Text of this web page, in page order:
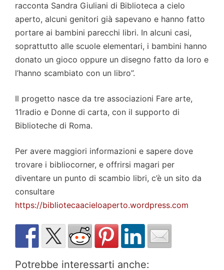
racconta Sandra Giuliani di Biblioteca a cielo
aperto, alcuni genitori già sapevano e hanno fatto
portare ai bambini parecchi libri. In alcuni casi,
soprattutto alle scuole elementari, i bambini hanno
donato un gioco oppure un disegno fatto da loro e
l’hanno scambiato con un libro”.
Il progetto nasce da tre associazioni Fare arte,
11radio e Donne di carta, con il supporto di
Biblioteche di Roma.
Per avere maggiori informazioni e sapere dove
trovare i bibliocorner, e offrirsi magari per
diventare un punto di scambio libri, c’è un sito da
consultare
https://bibliotecaacieloaperto.wordpress.com
Potrebbe interessarti anche: